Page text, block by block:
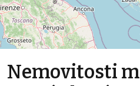
Nemovitosti